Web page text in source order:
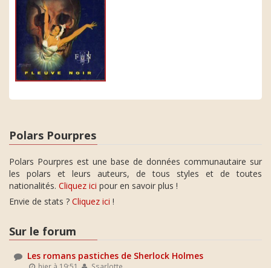
Polars Pourpres
Polars Pourpres est une base de données communautaire sur
les polars et leurs auteurs, de tous styles et de toutes
nationalités. Cliquez ici pour en savoir plus !
Envie de stats ? Cliquez ici !
Sur le forum
Les romans pastiches de Sherlock Holmes